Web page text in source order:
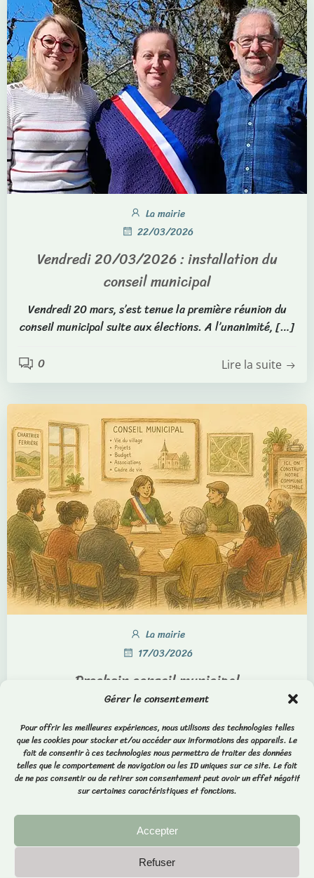
Gérer le consentement
Pour offrir les meilleures expériences, nous utilisons des technologies telles
que les cookies pour stocker et/ou accéder aux informations des appareils. Le
fait de consentir à ces technologies nous permettra de traiter des données
telles que le comportement de navigation ou les ID uniques sur ce site. Le fait
de ne pas consentir ou de retirer son consentement peut avoir un effet négatif
sur certaines caractéristiques et fonctions.
Accepter
Refuser
La mairie
22/03/2026
Vendredi 20/03/2026 : installation du
conseil municipal
Vendredi 20 mars, s’est tenue la première réunion du
conseil municipal suite aux élections. A l’unanimité, […]
0
Lire la suite
La mairie
17/03/2026
Prochain conseil municipal
Date : 20 mars 2026 Heure : 19h30 Lieu : Salle du
Tilleul
0
Lire la suite
POLITIQUE DE CONFIDENTIALITÉ